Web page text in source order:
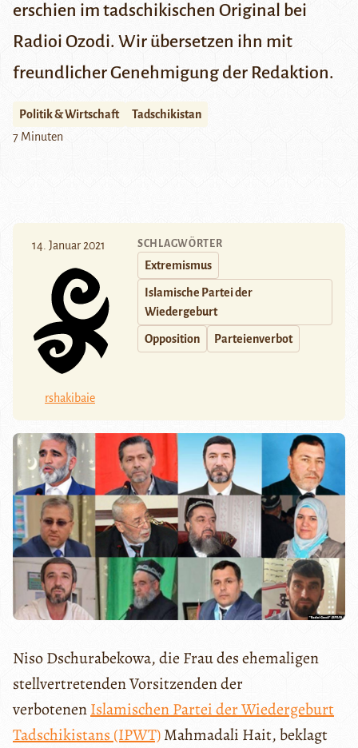
erschien im tadschikischen Original bei
Radioi Ozodi. Wir übersetzen ihn mit
freundlicher Genehmigung der Redaktion.
Politik & Wirtschaft
Tadschikistan
7 Minuten
14. Januar 2021
rshakibaie
SCHLAGWÖRTER
Extremismus
Islamische Partei der
Wiedergeburt
Opposition Parteienverbot
Niso Dschurabekowa, die Frau des ehemaligen
stellvertretenden Vorsitzenden der
verbotenenIslamischen Partei der Wiedergeburt
Tadschikistans (IPWT)Mahmadali Hait, beklagt